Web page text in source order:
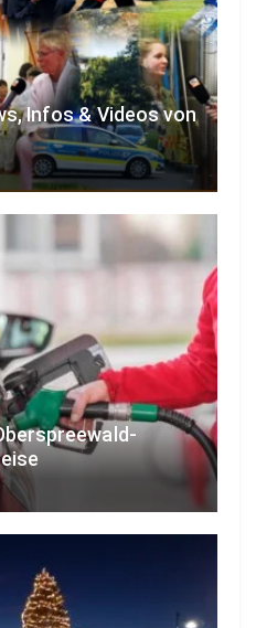
Infos & Videos von